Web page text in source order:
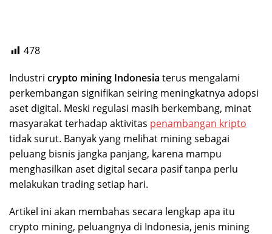
478
Industri crypto mining Indonesia terus mengalami
perkembangan signifikan seiring meningkatnya adopsi
aset digital. Meski regulasi masih berkembang, minat
masyarakat terhadap aktivitas penambangan kripto
tidak surut. Banyak yang melihat mining sebagai
peluang bisnis jangka panjang, karena mampu
menghasilkan aset digital secara pasif tanpa perlu
melakukan trading setiap hari.
Artikel ini akan membahas secara lengkap apa itu
crypto mining, peluangnya di Indonesia, jenis mining